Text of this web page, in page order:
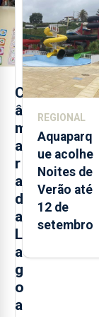
C
â
m
a
r
a
d
a
L
a
g
o
a
alimentos
entre
2021 e
2025 nos
Açores
REGIONAL
Aquaparq
ue acolhe
Noites de
Verão até
12 de
setembro